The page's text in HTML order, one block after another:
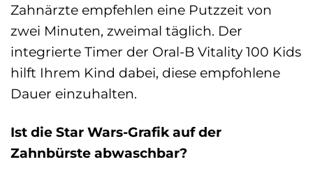
Zahnärzte empfehlen eine Putzzeit von
zwei Minuten, zweimal täglich. Der
integrierte Timer der Oral-B Vitality 100 Kids
hilft Ihrem Kind dabei, diese empfohlene
Dauer einzuhalten.
Ist die Star Wars-Grafik auf der
Zahnbürste abwaschbar?